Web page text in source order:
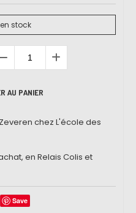
stock
AU PANIER
chez L'école des
en Relais Colis et
Save